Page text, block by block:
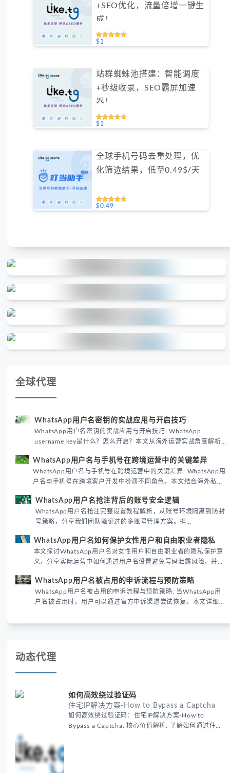
+SEO优化，流量倍增一键生
成！
$1
站群蜘蛛池搭建：智能调度
+秒级收录，SEO霸屏加速
器！
$1
全球手机号码去重处理，优
化筛选结果，低至0.49$/天
$0.49
全球代理
WhatsApp用户名密钥的实战应用与开启技巧
WhatsApp用户名密钥的实战应用与开启技巧: WhatsApp
username key是什么？怎么开启？本文从海外运营实战角度解析
境团队高效触达目标客户。
WhatsApp用户名与手机号在跨境运营中的关键差异
WhatsApp用户名与手机号在跨境运营中的关键差异: WhatsApp用
户名与手机号在跨境客户开发中扮演不同角色。本文结合海外私域
际差异，帮助团队优化WhatsApp营销策略。
WhatsApp用户名抢注背后的账号安全逻辑
WhatsApp用户名抢注完整设置教程解析，从账号环境隔离到防封
号策略，分享我们团队验证过的多账号管理方案。据
性直接影响转化率。
WhatsApp用户名如何保护女性用户和自由职业者隐私
本文探讨WhatsApp用户名对女性用户和自由职业者的隐私保护意
义，分享实际运营中如何通过用户名设置避免号码泄露风险，并提
已成为全球数字沟通的首要考量。
WhatsApp用户名被占用的申诉流程与预防策略
WhatsApp用户名被占用的申诉流程与预防策略: 当WhatsApp用
户名被占用时，用户可以通过官方申诉渠道尝试恢复。本文详细解
账号安全。
动态代理
如何高效绕过验证码
住宅IP解决方案-How to Bypass a Captcha
如何高效绕过验证码：住宅IP解决方案-How to
Bypass a Captcha: 核心价值解析: 了解如何通过住宅